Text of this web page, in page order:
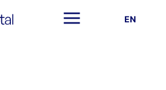
EN